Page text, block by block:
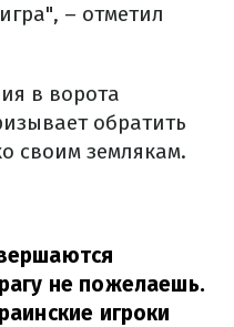
– отметил
в ворота
обратить
своим землякам.
не пожелаешь.
игроки